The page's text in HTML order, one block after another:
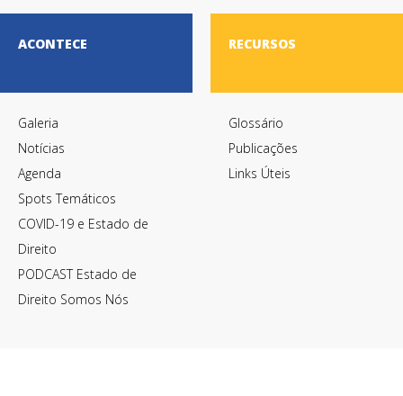
ACONTECE
Galeria
Notícias
Agenda
Spots Temáticos
COVID-19 e Estado de
Direito
PODCAST Estado de
Direito Somos Nós
RECURSOS
Glossário
Publicações
Links Úteis